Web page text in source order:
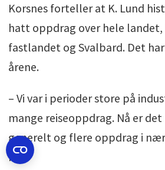
Korsnes forteller at K. Lund
hatt oppdrag over hele landet,
fastlandet og Svalbard. Det
årene.
– Vi var i perioder store på
mange reiseoppdrag. Nå er
generelt og flere oppdrag i
han.